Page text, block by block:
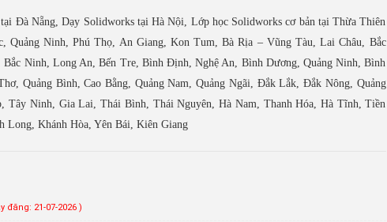
Đà Nẵng, Dạy Solidworks tại Hà Nội, Lớp học Solidworks cơ bản tại Thừa Thiên
Ninh, Phú Thọ, An Giang, Kon Tum, Bà Rịa – Vũng Tàu, Lai Châu, Bắc
Ninh, Long An, Bến Tre, Bình Định, Nghệ An, Bình Dương, Quảng Ninh, Bình
Quảng Bình, Cao Bằng, Quảng Nam, Quảng Ngãi, Đắk Lắk, Đắk Nông, Quảng
Ninh, Gia Lai, Thái Bình, Thái Nguyên, Hà Nam, Thanh Hóa, Hà Tĩnh, Tiền
Long, Khánh Hòa, Yên Bái, Kiên Giang
đăng: 21-07-2026 )